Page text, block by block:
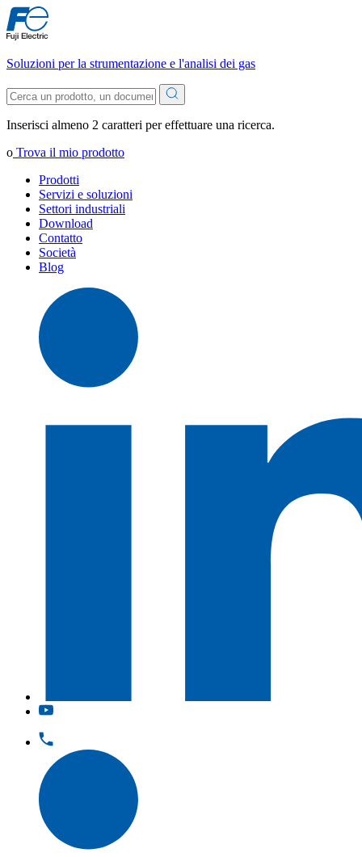
Soluzioni per la strumentazione e l'analisi dei gas
Inserisci almeno 2 caratteri per effettuare una ricerca.
o Trova il mio prodotto
Prodotti
Servizi e soluzioni
Settori industriali
Download
Contatto
Società
Blog